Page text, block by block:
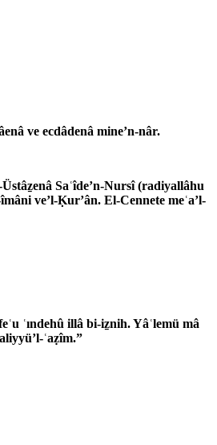
ve ecdâdenâ mine’n-nâr.
Saʿîde’n-Nursî (radiyallâhu
ve’l-Ḳur’ân. El-Cennete meʿa’l-
ʿındehû illâ bi-iẕnih. Yâʿlemü mâ
ʿaẓîm.”